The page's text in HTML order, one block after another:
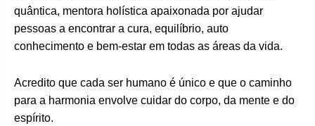
quântica, mentora holística apaixonada por ajudar
pessoas a encontrar a cura, equilíbrio, auto
conhecimento e bem-estar em todas as áreas da vida.
Acredito que cada ser humano é único e que o caminho
para a harmonia envolve cuidar do corpo, da mente e do
espírito.